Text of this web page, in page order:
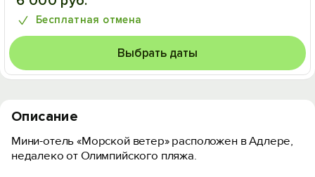
Бесплатная отмена
Выбрать даты
Описание
Мини-отель «Морской ветер» расположен в Адлере,
недалеко от Олимпийского пляжа.